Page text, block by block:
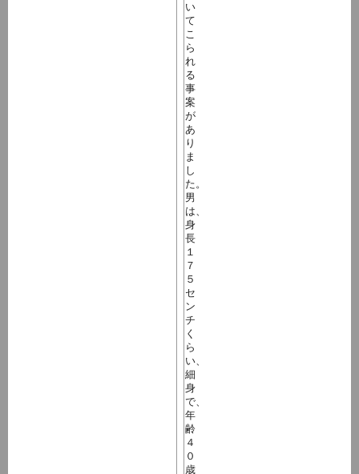
い
て
こ
ら
れ
る
事
案
が
あ
り
ま
し
た。
男
は、
身
長
１
７
５
セ
ン
チ
く
ら
い、
細
身
で、
年
齢
４
０
歳